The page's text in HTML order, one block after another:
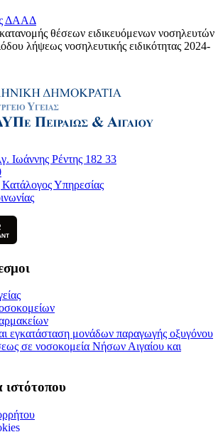
ΔΑΑΔ
θέσεων ειδικευόμενων νοσηλευτών
λήψεως νοσηλευτικής ειδικότητας 2024-
Ιωάννης Ρέντης 182 33
Υπηρεσίας
εγκατάσταση μονάδων παραγωγής οξυγόνου
σε νοσοκομεία Νήσων Αιγαίου και
ιστότοπου